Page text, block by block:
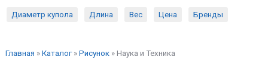
Диаметр купола Длина Вес Цена Бренды
Главная » Каталог» Рисунок»Наука и Техника